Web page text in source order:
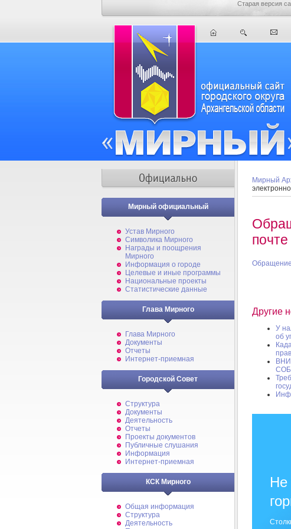
Старая версия
Мирный официальный
Устав Мирного
Символика Мирного
Награды и поощрения
Мирного
Информация о городе
Целевые и иные программы
Национальные проекты
Статистические данные
Глава Мирного
Глава Мирного
Документы
Отчеты
Интернет-приемная
Городской Совет
Структура
Документы
Деятельность
Отчеты
Проекты документов
Публичные слушания
Информация
Интернет-приемная
КСК Мирного
Общая информация
Структура
Деятельность
Мирный
почте
Обращение
Другие
У
об
Не